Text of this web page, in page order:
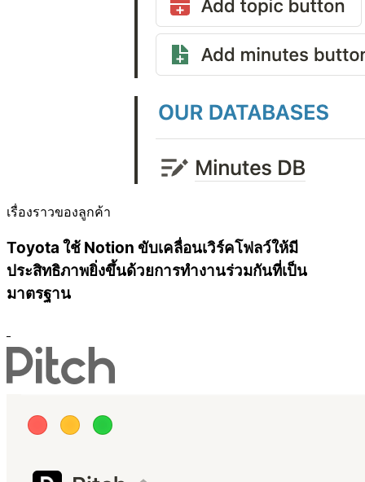
เรื่องราวของลูกค้า
Toyota ใช้ Notion ขับเคลื่อนเวิร์คโฟลว์ให้มี
ประสิทธิภาพยิ่งขึ้นด้วยการทำงานร่วมกันที่เป็น
มาตรฐาน